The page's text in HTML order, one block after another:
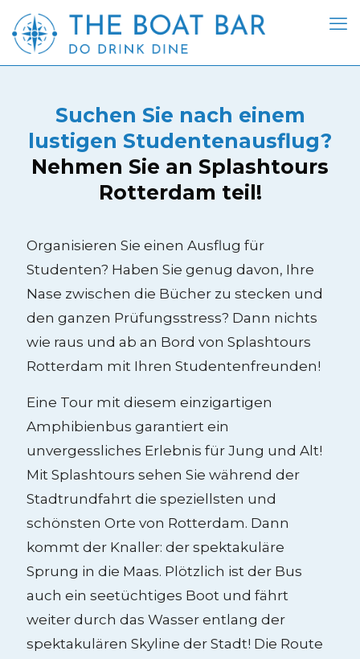
Suchen Sie nach einem
lustigen Studentenausflug?
Nehmen Sie an Splashtours
Rotterdam teil!
Organisieren Sie einen Ausflug für
Studenten? Haben Sie genug davon, Ihre
Nase zwischen die Bücher zu stecken und
den ganzen Prüfungsstress? Dann nichts
wie raus und ab an Bord von Splashtours
Rotterdam mit Ihren Studentenfreunden!
Eine Tour mit diesem einzigartigen
Amphibienbus garantiert ein
unvergessliches Erlebnis für Jung und Alt!
Mit Splashtours sehen Sie während der
Stadtrundfahrt die speziellsten und
schönsten Orte von Rotterdam. Dann
kommt der Knaller: der spektakuläre
Sprung in die Maas. Plötzlich ist der Bus
auch ein seetüchtiges Boot und fährt
weiter durch das Wasser entlang der
spektakulären Skyline der Stadt! Die Route